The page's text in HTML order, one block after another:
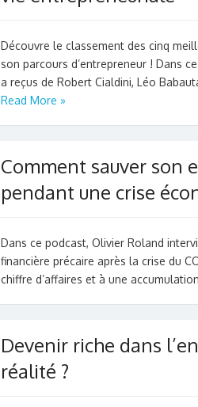
Découvre le classement des cinq
son parcours d’entrepreneur ! Dans
a reçus de Robert Cialdini, Léo
Read More »
Comment sauver son
pendant une crise
Dans ce podcast, Olivier Roland
financière précaire après la crise du
chiffre d’affaires et à une
Devenir riche dans
réalité ?